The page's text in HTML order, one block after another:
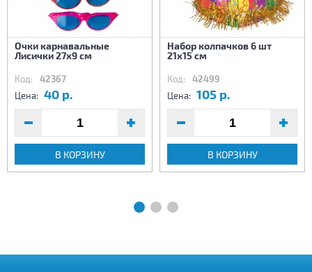
Очки карнавальные
Лисички 27х9 см
Код: 42367
Цена: 40 р.
В КОРЗИНУ
Набор колпачков 6 шт
21х15 см
Код: 42499
Цена: 105 р.
В КОРЗИНУ